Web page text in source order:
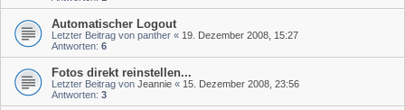
Automatischer Logout
Letzter Beitrag von panther « 19. Dezember 2008, 15:27
Antworten: 6
Fotos direkt reinstellen...
Letzter Beitrag von Jeannie « 15. Dezember 2008, 23:56
Antworten: 3